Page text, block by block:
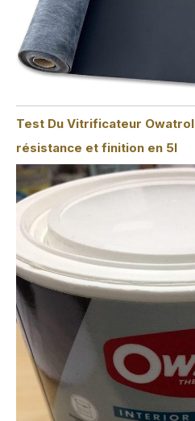
Test Du Vitrificateur
résistance et finition en 5l